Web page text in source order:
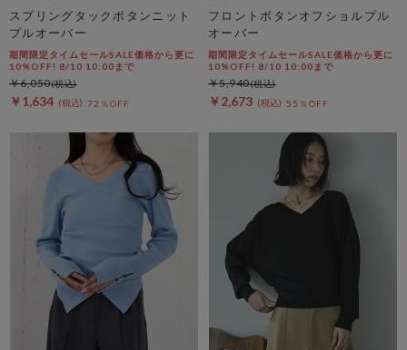
スプリングタックボタンニット
プルオーバー
期間限定タイムセールSALE価格から更に
10%OFF! 8/10 10:00まで
￥1,634 72％OFF
￥6,050
フロントボタンオフショルプル
オーバー
期間限定タイムセールSALE価格から更に
10%OFF! 8/10 10:00まで
￥2,673 55％OFF
￥5,940